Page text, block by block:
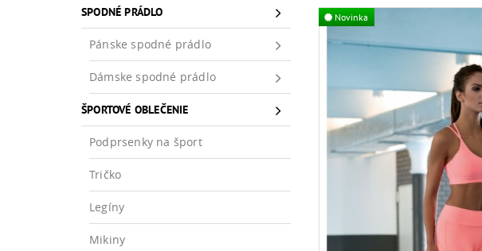
SPODNÉ PRÁDLO
Pánske spodné prádlo
Dámske spodné prádlo
ŠPORTOVÉ OBLEČENIE
Podprsenky na šport
Tričko
Legíny
Mikiny
Novinka